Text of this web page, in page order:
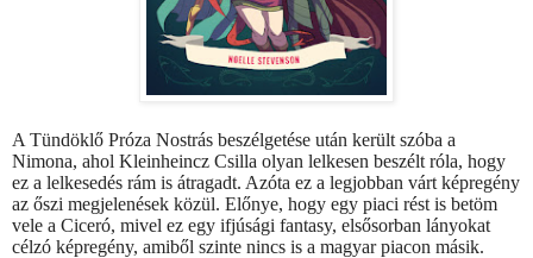
A Tündöklő Próza Nostrás beszélgetése után került szóba a
Nimona, ahol Kleinheincz Csilla olyan lelkesen beszélt róla, hogy
ez a lelkesedés rám is átragadt. Azóta ez a legjobban várt képregény
az őszi megjelenések közül. Előnye, hogy egy piaci rést is betöm
vele a Ciceró, mivel ez egy ifjúsági fantasy, elsősorban lányokat
célzó képregény, amiből szinte nincs is a magyar piacon másik.